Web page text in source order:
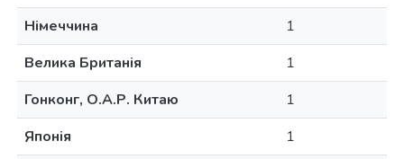
Німеччина
1
Велика Британія
1
Гонконг, О.А.Р. Китаю
1
Японія
1